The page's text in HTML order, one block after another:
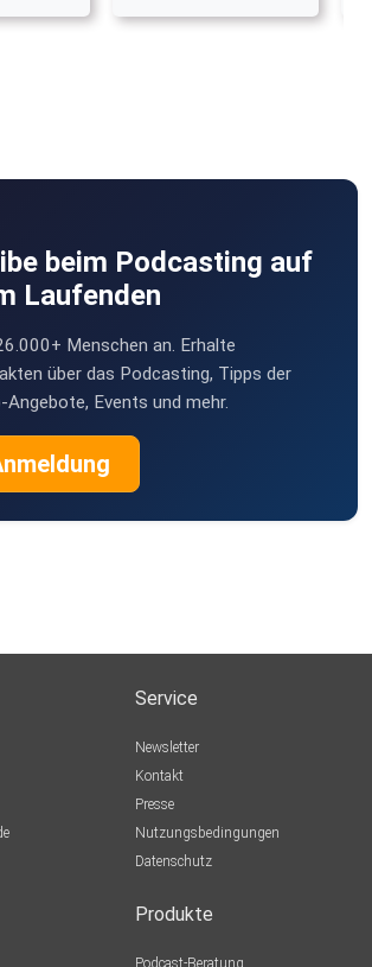
beim Podcasting auf
Laufenden
Menschen an. Erhalte
über das Podcasting, Tipps der
Angebote, Events und mehr.
Service
Newsletter
Kontakt
Presse
Nutzungsbedingungen
Datenschutz
Produkte